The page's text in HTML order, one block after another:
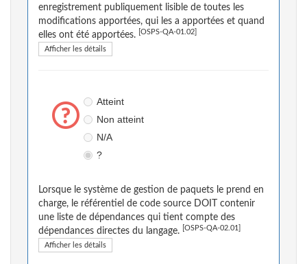
enregistrement publiquement lisible de toutes les
modifications apportées, qui les a apportées et quand
elles ont été apportées.
[OSPS-QA-01.02]
Afficher les détails
Atteint
Non atteint
N/A
?
Lorsque le système de gestion de paquets le prend en
charge, le référentiel de code source DOIT contenir
une liste de dépendances qui tient compte des
dépendances directes du langage.
[OSPS-QA-02.01]
Afficher les détails